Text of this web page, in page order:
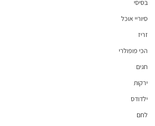
בסיסי
סיוריי אוכל
זריז
הכי פופולרי
חגים
ירקות
ילדודס
לחם